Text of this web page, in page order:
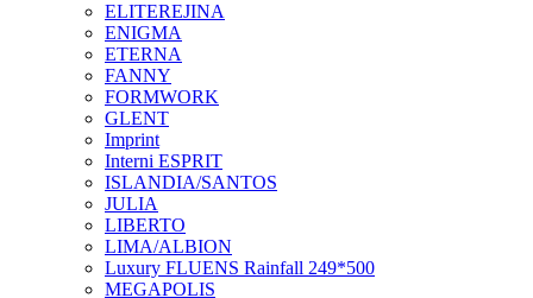
ELITEREJINA
ENIGMA
ETERNA
FANNY
FORMWORK
GLENT
Imprint
Interni ESPRIT
ISLANDIA/SANTOS
JULIA
LIBERTO
LIMA/ALBION
Luxury FLUENS Rainfall 249*500
MEGAPOLIS